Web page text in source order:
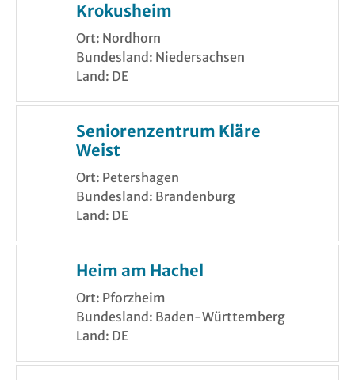
Krokusheim
Ort: Nordhorn
Bundesland: Niedersachsen
Land: DE
Seniorenzentrum Kläre
Weist
Ort: Petershagen
Bundesland: Brandenburg
Land: DE
Heim am Hachel
Ort: Pforzheim
Bundesland: Baden-Württemberg
Land: DE